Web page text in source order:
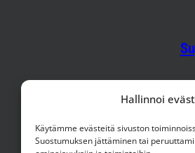
Hallinnoi
Käytämme evästeitä sivuston
Suostumuksen jättäminen tai